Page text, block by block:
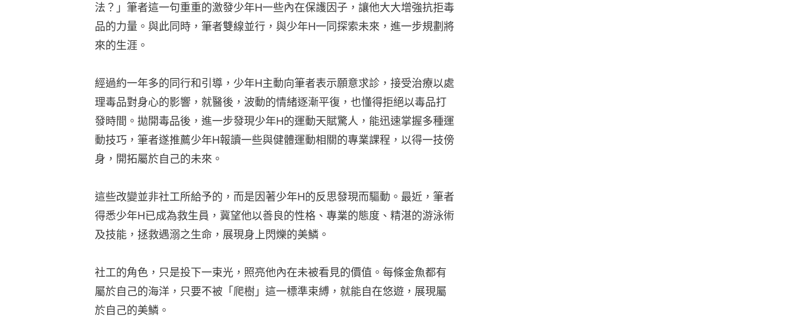
法？」筆者這一句重重的激發少年H一些內在保護因子，讓他大大增強抗拒毒
品的力量。與此同時，筆者雙線並行，與少年H一同探索未來，進一步規劃將
來的生涯。
經過約一年多的同行和引導，少年H主動向筆者表示願意求診，接受治療以處
理毒品對身心的影響，就醫後，波動的情緒逐漸平復，也懂得拒絕以毒品打
發時間。拋開毒品後，進一步發現少年H的運動天賦驚人，能迅速掌握多種運
動技巧，筆者遂推薦少年H報讀一些與健體運動相關的專業課程，以得一技傍
身，開拓屬於自己的未來。
這些改變並非社工所給予的，而是因著少年H的反思發現而驅動。最近，筆者
得悉少年H已成為救生員，冀望他以善良的性格、專業的態度、精湛的游泳術
及技能，拯救遇溺之生命，展現身上閃爍的美鱗。
社工的角色，只是投下一束光，照亮他內在未被看見的價值。每條金魚都有
屬於自己的海洋，只要不被「爬樹」這一標準束縛，就能自在悠遊，展現屬
於自己的美鱗。